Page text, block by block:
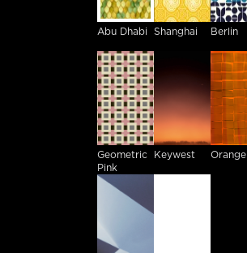
Abu Dhabi Shanghai Berlin
Geometric
Pink
Keywest Orange